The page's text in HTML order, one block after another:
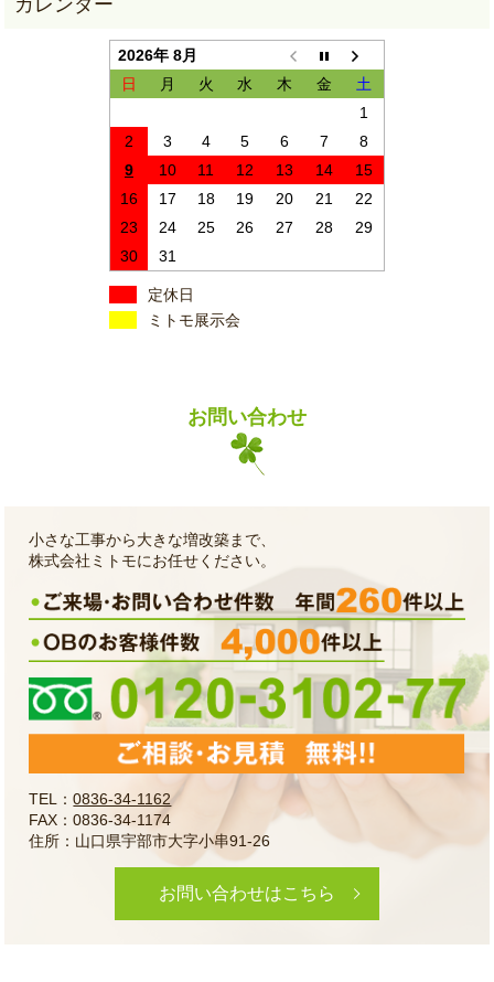
2026年 8月
日
月 火 水 木 金
土
1
2
3 4 5 6 7
8
9
10 11 12 13 14
15
16
17 18 19 20 21
22
23
24 25 26 27 28
29
30
31
定休日
ミトモ展示会
お問い合わせ
小さな工事から大きな増改築まで、
株式会社ミトモにお任せください。
TEL：0836-34-1162
FAX：0836-34-1174
住所：山口県宇部市大字小串91-26
お問い合わせはこちら